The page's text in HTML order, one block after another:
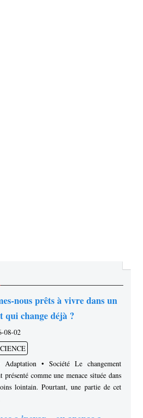
nous prêts à vivre dans un
qui change déjà ?
08-02
• Société Le changement
comme une menace située dans
lointain. Pourtant, une partie de cet